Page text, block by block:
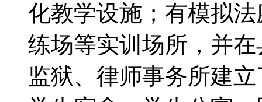
化教学设施；有模拟
练场等实训场所，并
监狱、律师事务所建